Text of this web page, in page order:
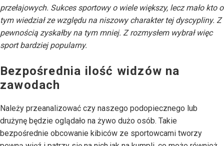
przełajowych. Sukces sportowy o wiele większy, lecz mało kto o
tym wiedział ze względu na niszowy charakter tej dyscypliny. Z
pewnością zyskałby na tym mniej. Z rozmysłem wybrał więc
sport bardziej popularny.
Bezpośrednia ilość widzów na
zawodach
Należy przeanalizować czy naszego podopiecznego lub
drużynę będzie oglądało na żywo dużo osób. Takie
bezpośrednie obcowanie kibiców ze sportowcami tworzy